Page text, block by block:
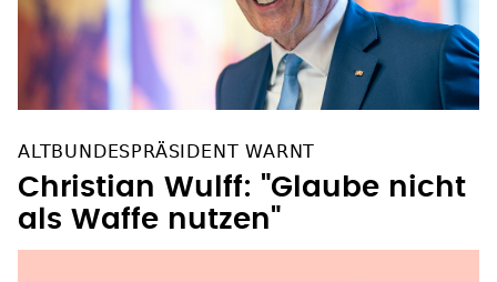
ALTBUNDESPRÄSIDENT WARNT
Christian Wulff: "Glaube nicht
als Waffe nutzen"